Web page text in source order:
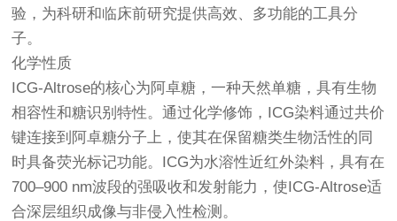
验，为科研和临床前研究提供高效、多功能的工具分
子。
化学性质
ICG-Altrose的核心为阿卓糖，一种天然单糖，具有生物
相容性和糖识别特性。通过化学修饰，ICG染料通过共价
键连接到阿卓糖分子上，使其在保留糖类生物活性的同
时具备荧光标记功能。ICG为水溶性近红外染料，具有在
700–900 nm波段的强吸收和发射能力，使ICG-Altrose适
合深层组织成像与非侵入性检测。